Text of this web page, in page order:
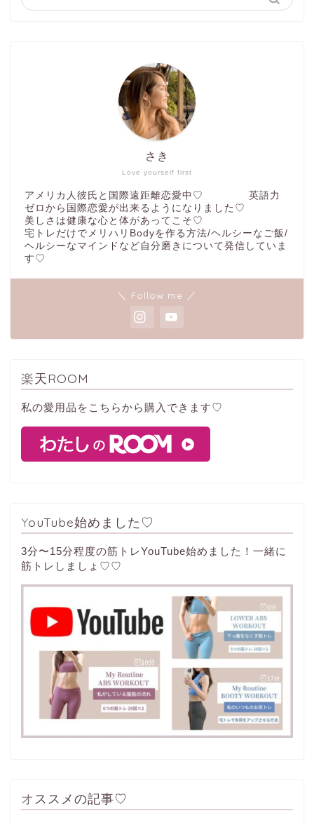
Love yourself first
さき
アメリカ人彼氏と国際遠距離恋愛中♡ 英語力
ゼロから国際恋愛が出来るようになりました♡
美しさは健康な心と体があってこそ♡
宅トレだけでメリハリBodyを作る方法/ヘルシーなご飯/
ヘルシーなマインドなど自分磨きについて発信していま
す♡
＼ Follow me ／
楽天ROOM
私の愛用品をこちらから購入できます♡
YouTube始めました♡
3分〜15分程度の筋トレYouTube始めました！一緒に
筋トレしましょ♡♡
オススメの記事♡